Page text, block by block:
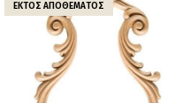
ΕΚΤΌΣ ΑΠΟΘΈΜΑΤΟΣ